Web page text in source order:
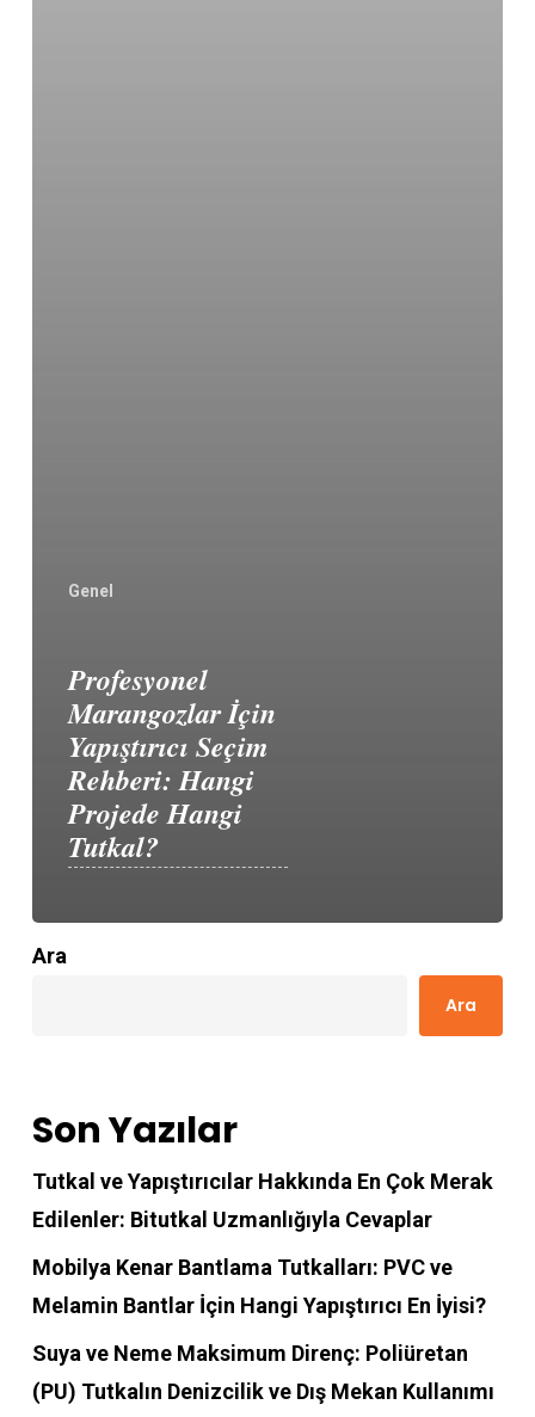
Genel
Profesyonel
Marangozlar İçin
Yapıştırıcı Seçim
Rehberi: Hangi
Projede Hangi
Tutkal?
Ara
Ara
Son Yazılar
Tutkal ve Yapıştırıcılar Hakkında En Çok Merak
Edilenler: Bitutkal Uzmanlığıyla Cevaplar
Mobilya Kenar Bantlama Tutkalları: PVC ve
Melamin Bantlar İçin Hangi Yapıştırıcı En İyisi?
Suya ve Neme Maksimum Direnç: Poliüretan
(PU) Tutkalın Denizcilik ve Dış Mekan Kullanımı